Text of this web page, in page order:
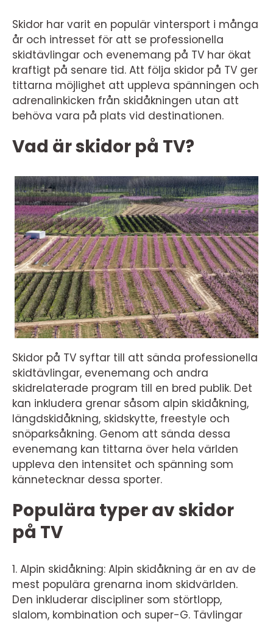
Skidor har varit en populär vintersport i många
år och intresset för att se professionella
skidtävlingar och evenemang på TV har ökat
kraftigt på senare tid. Att följa skidor på TV ger
tittarna möjlighet att uppleva spänningen och
adrenalinkicken från skidåkningen utan att
behöva vara på plats vid destinationen.
Vad är skidor på TV?
Skidor på TV syftar till att sända professionella
skidtävlingar, evenemang och andra
skidrelaterade program till en bred publik. Det
kan inkludera grenar såsom alpin skidåkning,
längdskidåkning, skidskytte, freestyle och
snöparksåkning. Genom att sända dessa
evenemang kan tittarna över hela världen
uppleva den intensitet och spänning som
kännetecknar dessa sporter.
Populära typer av skidor
på TV
1. Alpin skidåkning: Alpin skidåkning är en av de
mest populära grenarna inom skidvärlden.
Den inkluderar discipliner som störtlopp,
slalom, kombination och super-G. Tävlingar